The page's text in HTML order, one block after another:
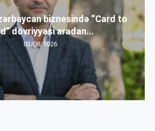
biznesində “Card to
dövriyyəsi aradan...
03/08/2026